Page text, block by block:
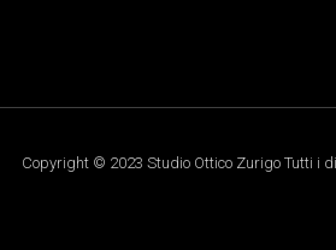
Copyright © 2023 Studio Ottico Zurigo Tutti i